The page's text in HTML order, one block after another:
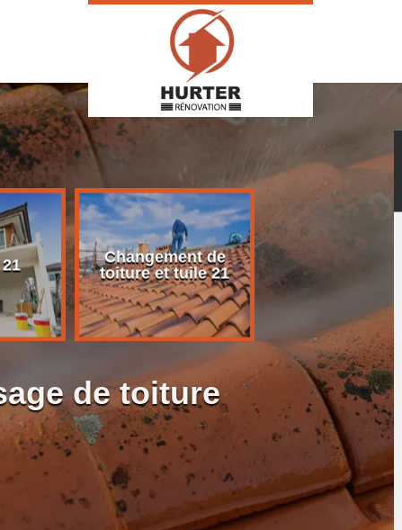
Changement de
toiture et tuile 21
de toiture